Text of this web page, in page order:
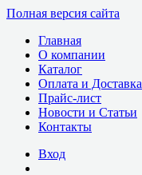
Полная версия сайта
Главная
О компании
Каталог
Оплата и Доставка
Прайс-лист
Новости и Статьи
Контакты
Вход